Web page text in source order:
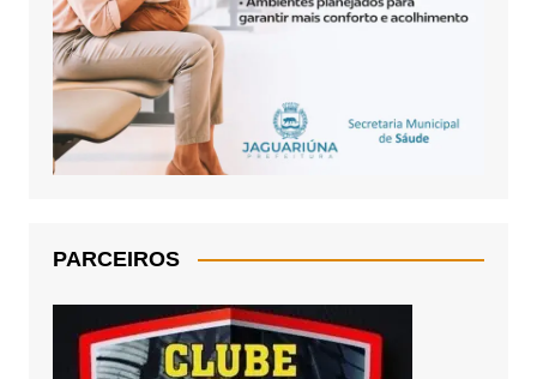
PARCEIROS